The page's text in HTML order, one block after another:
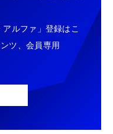
ルファ」登録はこ
ツ、会員専用